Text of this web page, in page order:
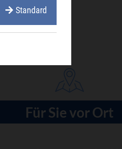
Für Sie vor Ort
Standard